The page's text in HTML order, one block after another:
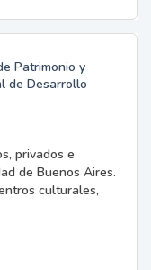
Patrimonio y
de Desarrollo
privados e
de Buenos Aires.
culturales,